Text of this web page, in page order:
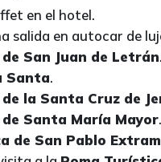
en el hotel.
salida en autocar de
San Juan de Letrán
Santa.
la Santa Cruz de
Santa María Mayor.
de San Pablo